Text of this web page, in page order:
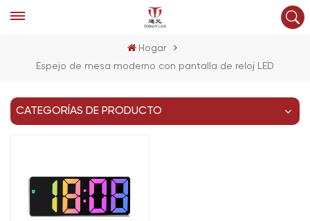
Hogar
Espejo de mesa moderno con pantalla de reloj LED
CATEGORÍAS DE PRODUCTO